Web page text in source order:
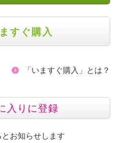
すぐ購入
「いますぐ購入」とは？
入りに登録
お知らせします